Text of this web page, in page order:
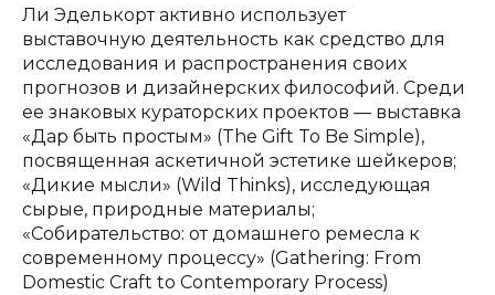
Ли Эделькорт активно использует
выставочную деятельность как средство для
исследования и распространения своих
прогнозов и дизайнерских философий. Среди
ее знаковых кураторских проектов — выставка
«Дар быть простым» (The Gift To Be Simple),
посвященная аскетичной эстетике шейкеров;
«Дикие мысли» (Wild Thinks), исследующая
сырые, природные материалы;
«Собирательство: от домашнего ремесла к
современному процессу» (Gathering: From
Domestic Craft to Contemporary Process)